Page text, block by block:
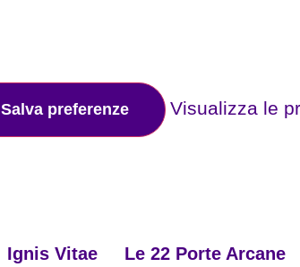
Salva preferenze Visualizza le
Ignis Vitae Le 22 Porte Arcane